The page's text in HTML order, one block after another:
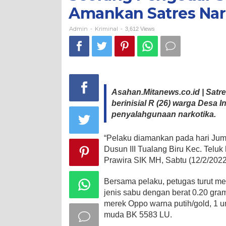
Amankan
Satres
Narkoba
Polres
Asahan
Amankan Satres
Admin - Kriminal - 3,612 Views
Asahan.Mitanews.co.id |
berinisial R (26) warga Desa
penyalahgunaan narkotika.
“Pelaku diamankan pada hari
Dusun III Tualang Biru Kec.
Prawira SIK MH, Sabtu (12/2/
Bersama pelaku, petugas turut
jenis sabu dengan berat 0.20
merek Oppo warna putih/gold, 1
muda BK 5583 LU.